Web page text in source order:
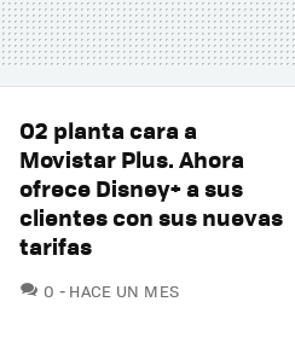
O2 planta cara a
Movistar Plus. Ahora
ofrece Disney+ a sus
clientes con sus nuevas
tarifas
0 COMENTARIOS
HACE UN MES